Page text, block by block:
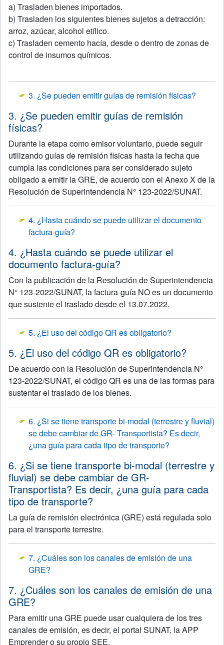
a) Trasladen bienes importados.
b) Trasladen los siguientes bienes sujetos a detracción:
arroz, azúcar, alcohol etílico.
c) Trasladen cemento hacía, desde o dentro de zonas de
control de insumos químicos.
3. ¿Se pueden emitir guías de remisión físicas?
3. ¿Se pueden emitir guías de remisión
físicas?
Durante la etapa como emisor voluntario, puede seguir
utilizando guías de remisión físicas hasta la fecha que
cumpla las condiciones para ser considerado sujeto
obligado a emitir la GRE, de acuerdo con el Anexo X de la
Resolución de Superintendencia N° 123-2022/SUNAT.
4. ¿Hasta cuándo se puede utilizar el documento
factura-guía?
4. ¿Hasta cuándo se puede utilizar el
documento factura-guía?
Con la publicación de la Resolución de Superintendencia
N° 123-2022/SUNAT, la factura-guía NO es un documento
que sustente el traslado desde el 13.07.2022.
5. ¿El uso del código QR es obligatorio?
5. ¿El uso del código QR es obligatorio?
De acuerdo con la Resolución de Superintendencia N°
123-2022/SUNAT, el código QR es una de las formas para
sustentar el traslado de los bienes.
6. ¿Si se tiene transporte bi-modal (terrestre y fluvial)
se debe cambiar de GR- Transportista? Es decir,
¿una guía para cada tipo de transporte?
6. ¿Si se tiene transporte bi-modal (terrestre y
fluvial) se debe cambiar de GR-
Transportista? Es decir, ¿una guía para cada
tipo de transporte?
La guía de remisión electrónica (GRE) está regulada solo
para el transporte terrestre.
7. ¿Cuáles son los canales de emisión de una
GRE?
7. ¿Cuáles son los canales de emisión de una
GRE?
Para emitir una GRE puede usar cualquiera de los tres
canales de emisión, es decir, el portal SUNAT, la APP
Emprender o su propio SEE.